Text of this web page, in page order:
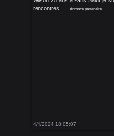
rencontres
Annonce partenaire
4/4/2024 18:05:07